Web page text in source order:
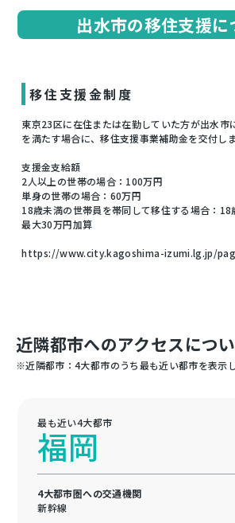
出水市の移住支援に
移住支援金制度
東京23区に在住または在勤していた方が出水市
を満たす場合に、移住支援事業補助金を交付しま
支援金支給額
2人以上の世帯の場合：100万円
単身の世帯の場合：60万円
18歳未満の世帯員を帯同して移住する場合：18
最大30万円加算
https://www.city.kagoshima-izumi.lg.jp/
近隣都市へのアクセスにつ
※近隣都市：4大都市のうち最も近い都市を表示し
最も近い4大都市
福岡
4大都市圏への交通機関
新幹線